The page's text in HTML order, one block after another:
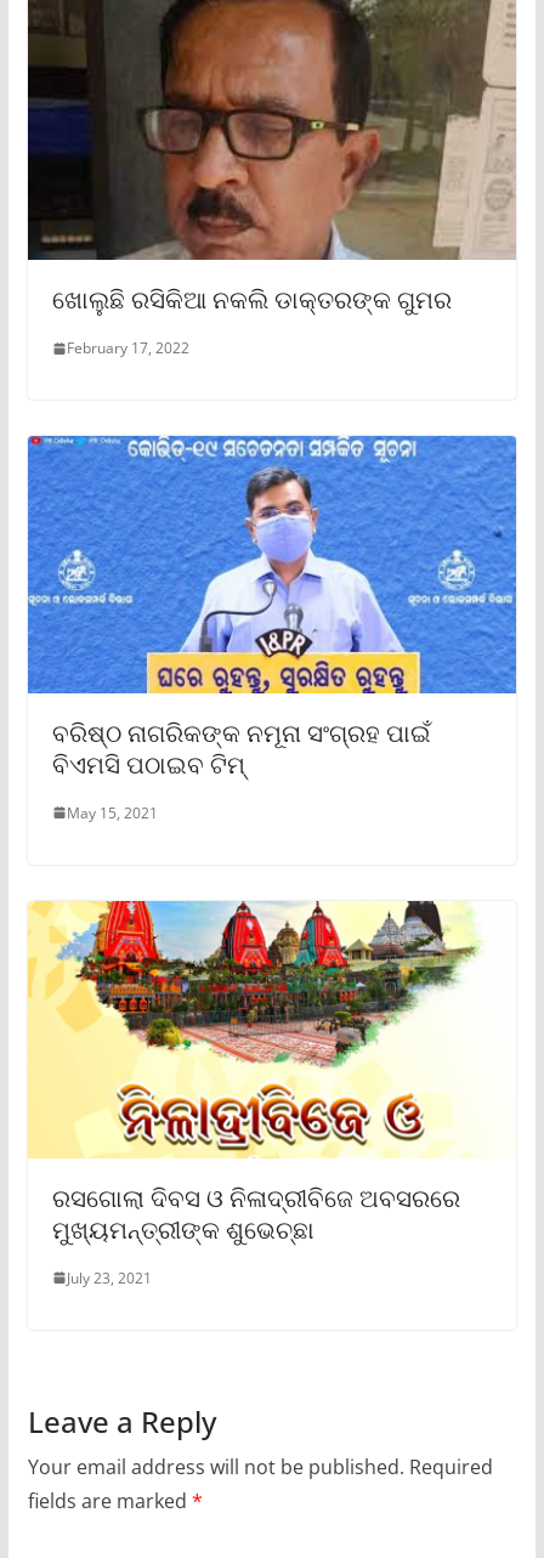
ଖୋଲୁଛି ରସିକିଆ ନକଲି ଡାକ୍ତରଙ୍କ ଗୁମର
February 17, 2022
ବରିଷ୍ଠ ନାଗରିକଙ୍କ ନମୂନା ସଂଗ୍ରହ ପାଇଁ
ବିଏମସି ପଠାଇବ ଟିମ୍
May 15, 2021
ରସଗୋଲା ଦିବସ ଓ ନିଳାଦ୍ରୀବିଜେ ଅବସରରେ
ମୁଖ୍ୟମନ୍ତ୍ରୀଙ୍କ ଶୁଭେଚ୍ଛା
July 23, 2021
Leave a Reply
Your email address will not be published. Required
fields are marked *